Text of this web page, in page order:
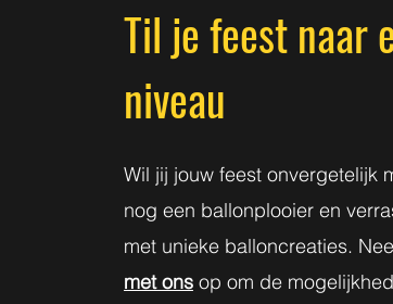
Til je feest naar
niveau
Wil jij jouw feest onvergetelijk
nog een ballonplooier en
met unieke balloncreaties.
met ons op om de